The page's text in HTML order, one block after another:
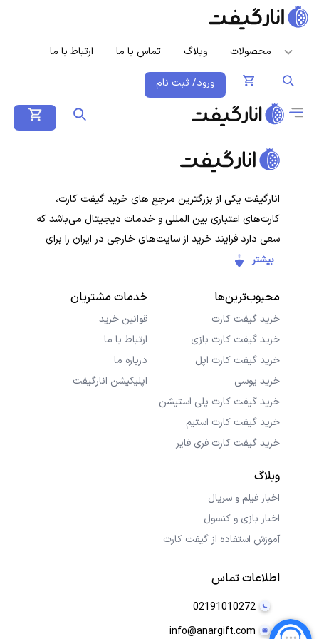
محصولات وبلاگ تماس با ما ارتباط با ما
ورود/ ثبت نام
انارگیفت یکی از بزرگترین مرجع های خرید گیفت کارت،
کارت‌های اعتباری بین المللی و خدمات دیجیتال می‌باشد که
سعی دارد فرایند خرید از سایت‌های خارجی در ایران را برای
کاربران ایرانی ساده‌تر کند. هدف ما ارائه تجربه‌ای سریع، امن و
کاربران با خیال راحت خرید کنند و در کمترین زمان دریافت
کنند.
بیشتر
محبوب‌ترین‌ها
خرید گیفت کارت
خرید گیفت کارت بازی
خرید گیفت کارت اپل
خرید یوسی
خرید گیفت کارت پلی استیشن
خرید گیفت کارت استیم
خرید گیفت کارت فری فایر
خدمات مشتریان
قوانین خرید
ارتباط با ما
درباره ما
اپلیکیشن انارگیفت
وبلاگ
اخبار فیلم و سریال
اخبار بازی و کنسول
آموزش استفاده از گیفت کارت
اطلاعات تماس
02191010272
info@anargift.com